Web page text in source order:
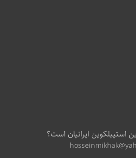
استیبلکوین ایرانیان است؟